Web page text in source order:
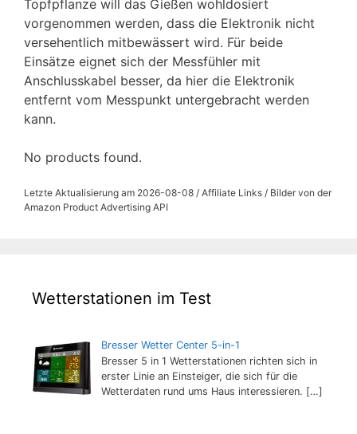
Topfpflanze will das Gießen wohldosiert
vorgenommen werden, dass die Elektronik nicht
versehentlich mitbewässert wird. Für beide
Einsätze eignet sich der Messfühler mit
Anschlusskabel besser, da hier die Elektronik
entfernt vom Messpunkt untergebracht werden
kann.
No products found.
Letzte Aktualisierung am 2026-08-08 / Affiliate Links / Bilder von der
Amazon Product Advertising API
Wetterstationen im Test
Bresser Wetter Center 5-in-1
Bresser 5 in 1 Wetterstationen richten sich in
erster Linie an Einsteiger, die sich für die
Wetterdaten rund ums Haus interessieren. […]